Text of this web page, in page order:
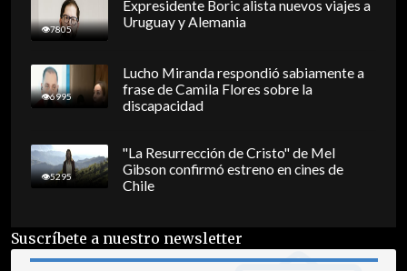
7805
Expresidente Boric alista nuevos viajes a
Uruguay y Alemania
6995
Lucho Miranda respondió sabiamente a
frase de Camila Flores sobre la
discapacidad
5295
"La Resurrección de Cristo" de Mel
Gibson confirmó estreno en cines de
Chile
Suscríbete a nuestro newsletter